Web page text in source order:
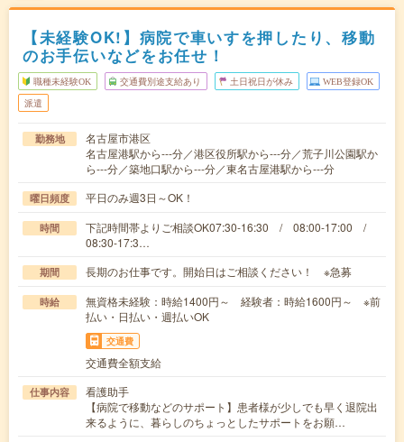
【未経験OK!】病院で車いすを押したり、移動
のお手伝いなどをお任せ！
職種未経験OK 交通費別途支給あり 土日祝日が休み WEB登録OK
派遣
勤務地
名古屋市港区
名古屋港駅から---分／港区役所駅から---分／荒子川公園駅か
ら---分／築地口駅から---分／東名古屋港駅から---分
曜日頻度 平日のみ週3日～OK！
時間
下記時間帯よりご相談OK07:30-16:30 / 08:00-17:00 /
08:30-17:3…
期間 長期のお仕事です。開始日はご相談ください！ ※急募
時給
無資格未経験：時給1400円～ 経験者：時給1600円～ ※前
払い・日払い・週払いOK
交通費
交通費全額支給
仕事内容
看護助手
【病院で移動などのサポート】患者様が少しでも早く退院出
来るように、暮らしのちょっとしたサポートをお願…